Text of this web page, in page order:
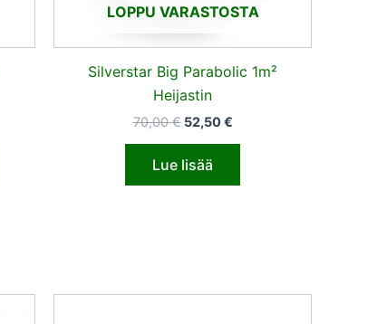
LOPPU VARASTOSTA
Silverstar Big Parabolic 1m²
Heijastin
70,00€ 52,50€
Lue lisää